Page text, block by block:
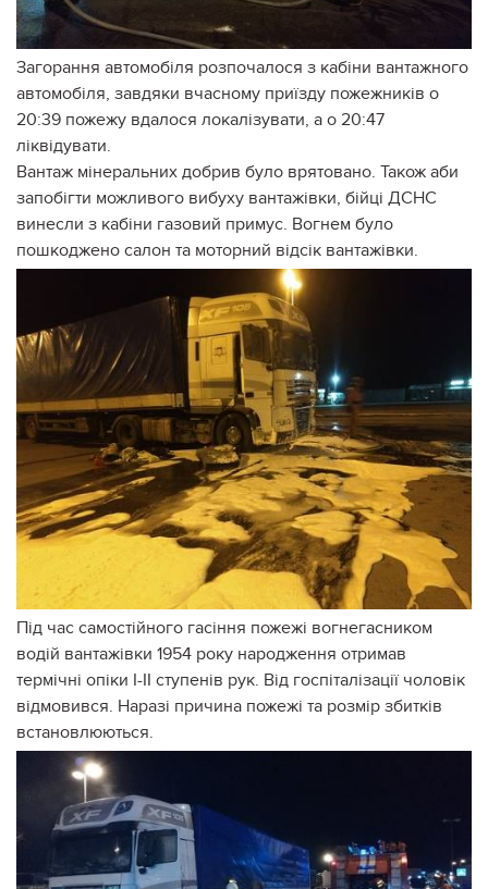
Загорання автомобіля розпочалося з кабіни вантажного
автомобіля, завдяки вчасному приїзду пожежників о
20:39 пожежу вдалося локалізувати, а о 20:47
ліквідувати.
Вантаж мінеральних добрив було врятовано. Також аби
запобігти можливого вибуху вантажівки, бійці ДСНС
винесли з кабіни газовий примус. Вогнем було
пошкоджено салон та моторний відсік вантажівки.
Під час самостійного гасіння пожежі вогнегасником
водій вантажівки 1954 року народження отримав
термічні опіки І-ІІ ступенів рук. Від госпіталізації чоловік
відмовився. Наразі причина пожежі та розмір збитків
встановлюються.